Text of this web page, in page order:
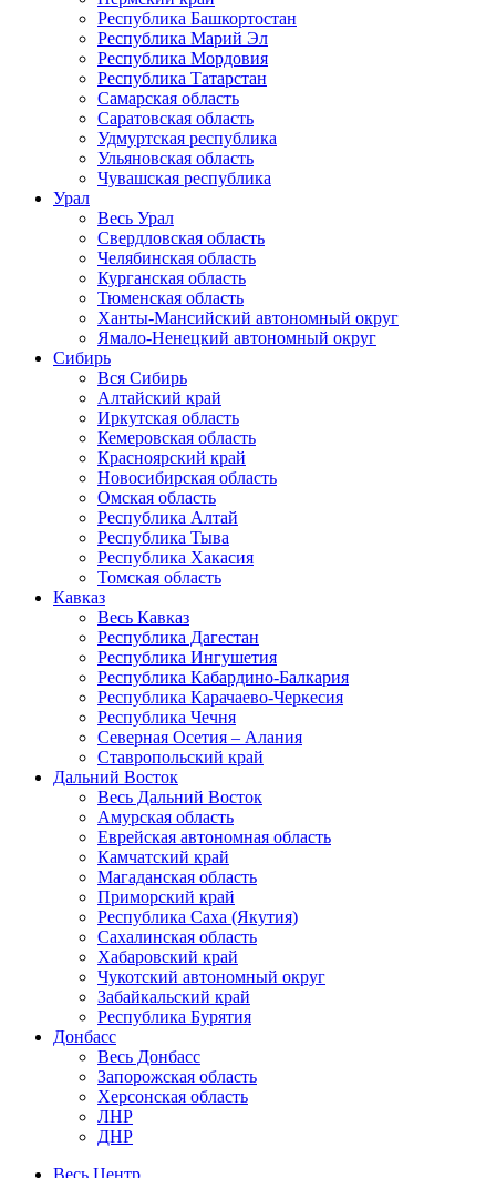
Республика Башкортостан
Республика Марий Эл
Республика Мордовия
Республика Татарстан
Самарская область
Саратовская область
Удмуртская республика
Ульяновская область
Чувашская республика
Урал
Весь Урал
Свердловская область
Челябинская область
Курганская область
Тюменская область
Ханты-Мансийский автономный округ
Ямало-Ненецкий автономный округ
Сибирь
Вся Сибирь
Алтайский край
Иркутская область
Кемеровская область
Красноярский край
Новосибирская область
Омская область
Республика Алтай
Республика Тыва
Республика Хакасия
Томская область
Кавказ
Весь Кавказ
Республика Дагестан
Республика Ингушетия
Республика Кабардино-Балкария
Республика Карачаево-Черкесия
Республика Чечня
Северная Осетия – Алания
Ставропольский край
Дальний Восток
Весь Дальний Восток
Амурская область
Еврейская автономная область
Камчатский край
Магаданская область
Приморский край
Республика Саха (Якутия)
Сахалинская область
Хабаровский край
Чукотский автономный округ
Забайкальский край
Республика Бурятия
Донбасс
Весь Донбасс
Запорожская область
Херсонская область
ЛНР
ДНР
Весь Центр